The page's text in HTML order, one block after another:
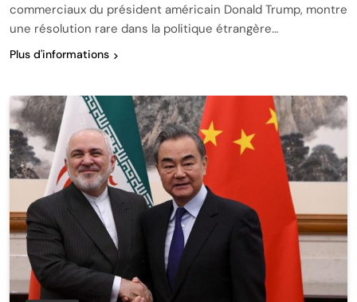
commerciaux du président américain Donald Trump, montre
une résolution rare dans la politique étrangère…
Plus d'informations